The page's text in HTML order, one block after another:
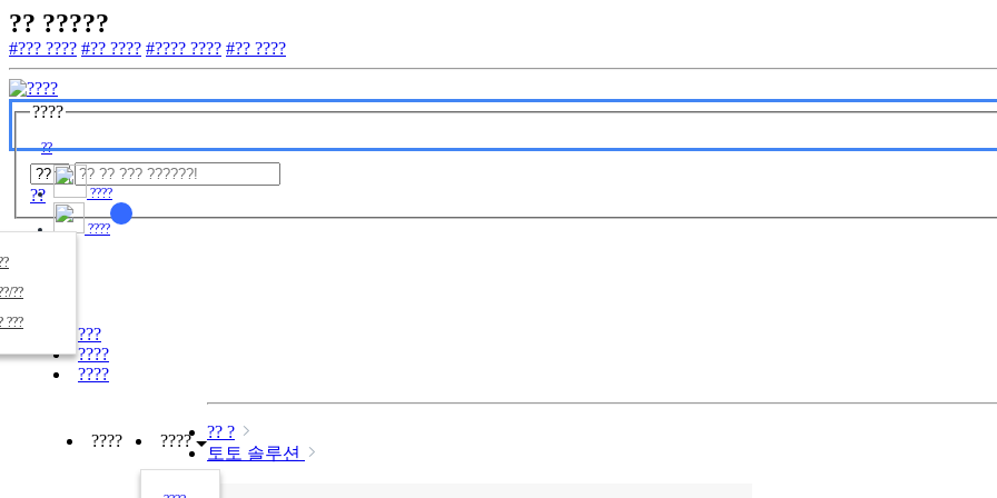
?? ?????
#??? ???? #?? ???? #???? ???? #?? ????
????
??
?? ????
??
???
????
????
???
????
????
???? ????
?? ?
토토 솔루션